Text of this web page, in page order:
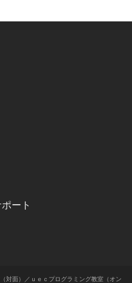
ート
面）／ｕｅｃプログラミング教室（オン